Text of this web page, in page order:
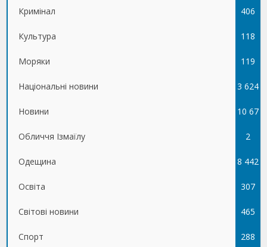
Кримінал 406
Культура 118
Моряки 119
Національні новини 3 624
Новини 10 67
5
Обличчя Ізмаїлу 2
Одещина 8 442
Освіта 307
Світові новини 465
Спорт 288